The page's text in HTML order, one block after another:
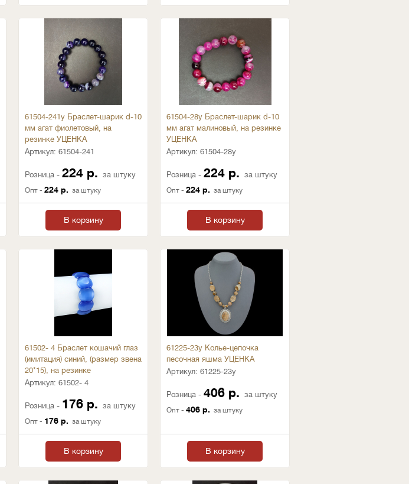
61504-241у Браслет-шарик d-10
мм агат фиолетовый, на
резинке УЦЕНКА
Артикул: 61504-241
Розница - 224 р. за штуку
Опт - 224 р. за штуку
В корзину
61504-28у Браслет-шарик d-10
мм агат малиновый, на резинке
УЦЕНКА
Артикул: 61504-28у
Розница - 224 р. за штуку
Опт - 224 р. за штуку
В корзину
61502- 4 Браслет кошачий глаз
(имитация) синий, (размер звена
20*15), на резинке
Артикул: 61502- 4
Розница - 176 р. за штуку
Опт - 176 р. за штуку
В корзину
61225-23у Колье-цепочка
песочная яшма УЦЕНКА
Артикул: 61225-23у
Розница - 406 р. за штуку
Опт - 406 р. за штуку
В корзину